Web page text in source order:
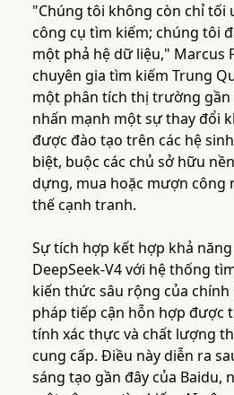
"Chúng tôi không còn chỉ tối
công cụ tìm kiếm; chúng tôi
một phả hệ dữ liệu," Marcus
chuyên gia tìm kiếm Trung
một phân tích thị trường gần
nhấn mạnh một sự thay đổi
được đào tạo trên các hệ
biệt, buộc các chủ sở hữu
dựng, mua hoặc mượn công
thế cạnh tranh.
Sự tích hợp kết hợp khả
DeepSeek-V4 với hệ thống
kiến thức sâu rộng của
pháp tiếp cận hỗn hợp được
tính xác thực và chất lượng
cung cấp. Điều này diễn ra
sáng tạo gần đây của Baidu,